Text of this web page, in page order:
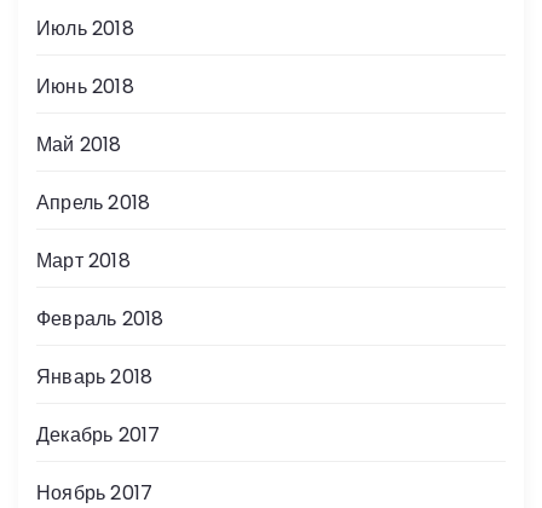
Июль 2018
Июнь 2018
Май 2018
Апрель 2018
Март 2018
Февраль 2018
Январь 2018
Декабрь 2017
Ноябрь 2017